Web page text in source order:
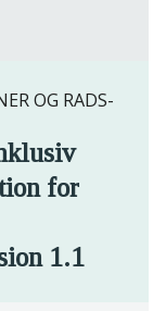
OG RADS-
for
1.1